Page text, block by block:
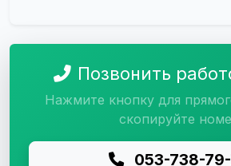
Позвонить
Нажмите кнопку для
скопируйте
053-738-